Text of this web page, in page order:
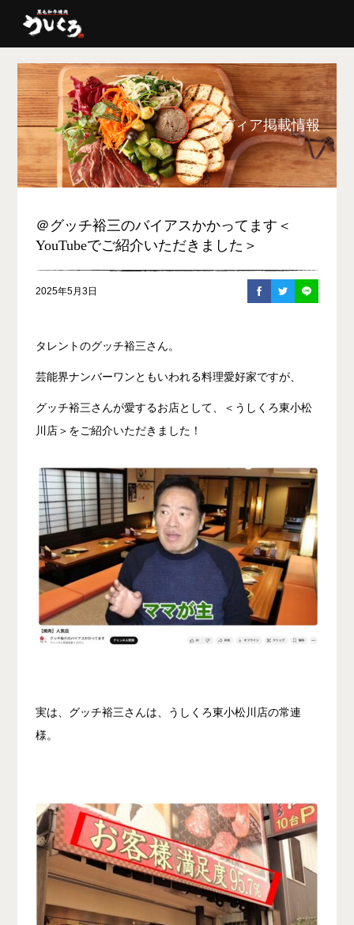
メディア掲載情報
＠グッチ裕三のバイアスかかってます＜
YouTubeでご紹介いただきました＞
2025年5月3日
タレントのグッチ裕三さん。
芸能界ナンバーワンともいわれる料理愛好家ですが、
グッチ裕三さんが愛するお店として、＜うしくろ東小松
川店＞をご紹介いただきました！
実は、グッチ裕三さんは、うしくろ東小松川店の常連
様。